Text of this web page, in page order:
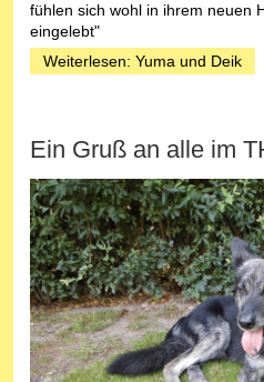
fühlen sich wohl in ihrem neuen
eingelebt"
Weiterlesen: Yuma und Deik
Ein Gruß an alle im